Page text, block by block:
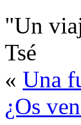
"Un
Tsé
« Una
¿Os